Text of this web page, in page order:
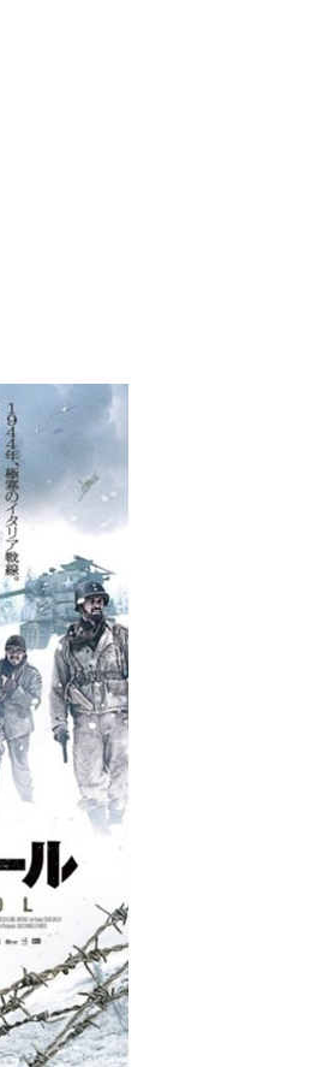
べ尽くし
#8
衝撃のうまさ！
トーネの厨房風景｜料理王国 | 【